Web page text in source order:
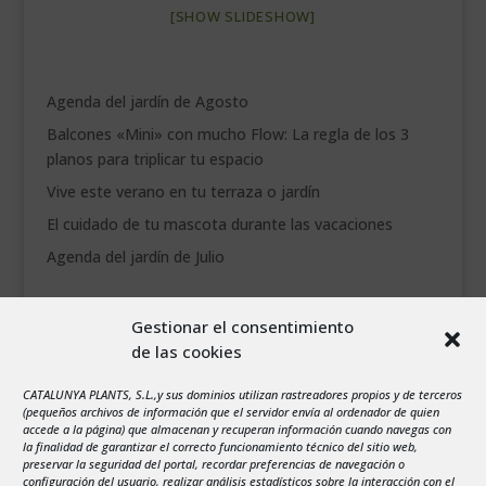
Gestionar el consentimiento
de las cookies
CATALUNYA PLANTS, S.L.,y sus dominios utilizan rastreadores propios y de terceros
(pequeños archivos de información que el servidor envía al ordenador de quien
accede a la página) que almacenan y recuperan información cuando navegas con
la finalidad de garantizar el correcto funcionamiento técnico del sitio web,
preservar la seguridad del portal, recordar preferencias de navegación o
configuración del usuario, realizar análisis estadísticos sobre la interacción con el
___________________________
[SHOW SLIDESHOW]
Agenda del jardín de Agosto
Balcones «Mini» con mucho Flow: La regla de los 3
planos para triplicar tu espacio
Vive este verano en tu terraza o jardín
El cuidado de tu mascota durante las vacaciones
Agenda del jardín de Julio
X J V S
3
4 5 6 7 8
9
10
11 12 13 14 15
16
17
18 19 20 21 22
23